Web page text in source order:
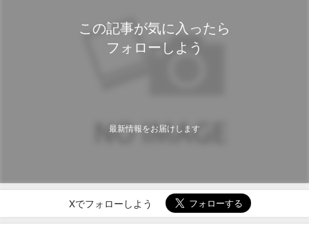
この記事が気に入ったら
フォローしよう
最新情報をお届けします
Xでフォローしよう